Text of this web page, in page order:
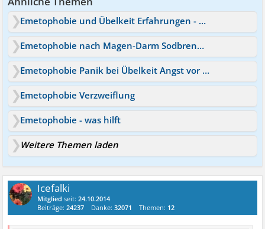
Emetophobie und Übelkeit Erfahrungen - Angst Konfrontation
Emetophobie nach Magen-Darm Sodbrennen und Übelkeit
Emetophobie Panik bei Übelkeit Angst vor Ansteckung
Emetophobie Verzweiflung
Emetophobie - was hilft
Weitere Themen laden
Icefalki
Mitglied seit:24.10.2014
Beiträge:24237 Danke:32071 Themen: 12